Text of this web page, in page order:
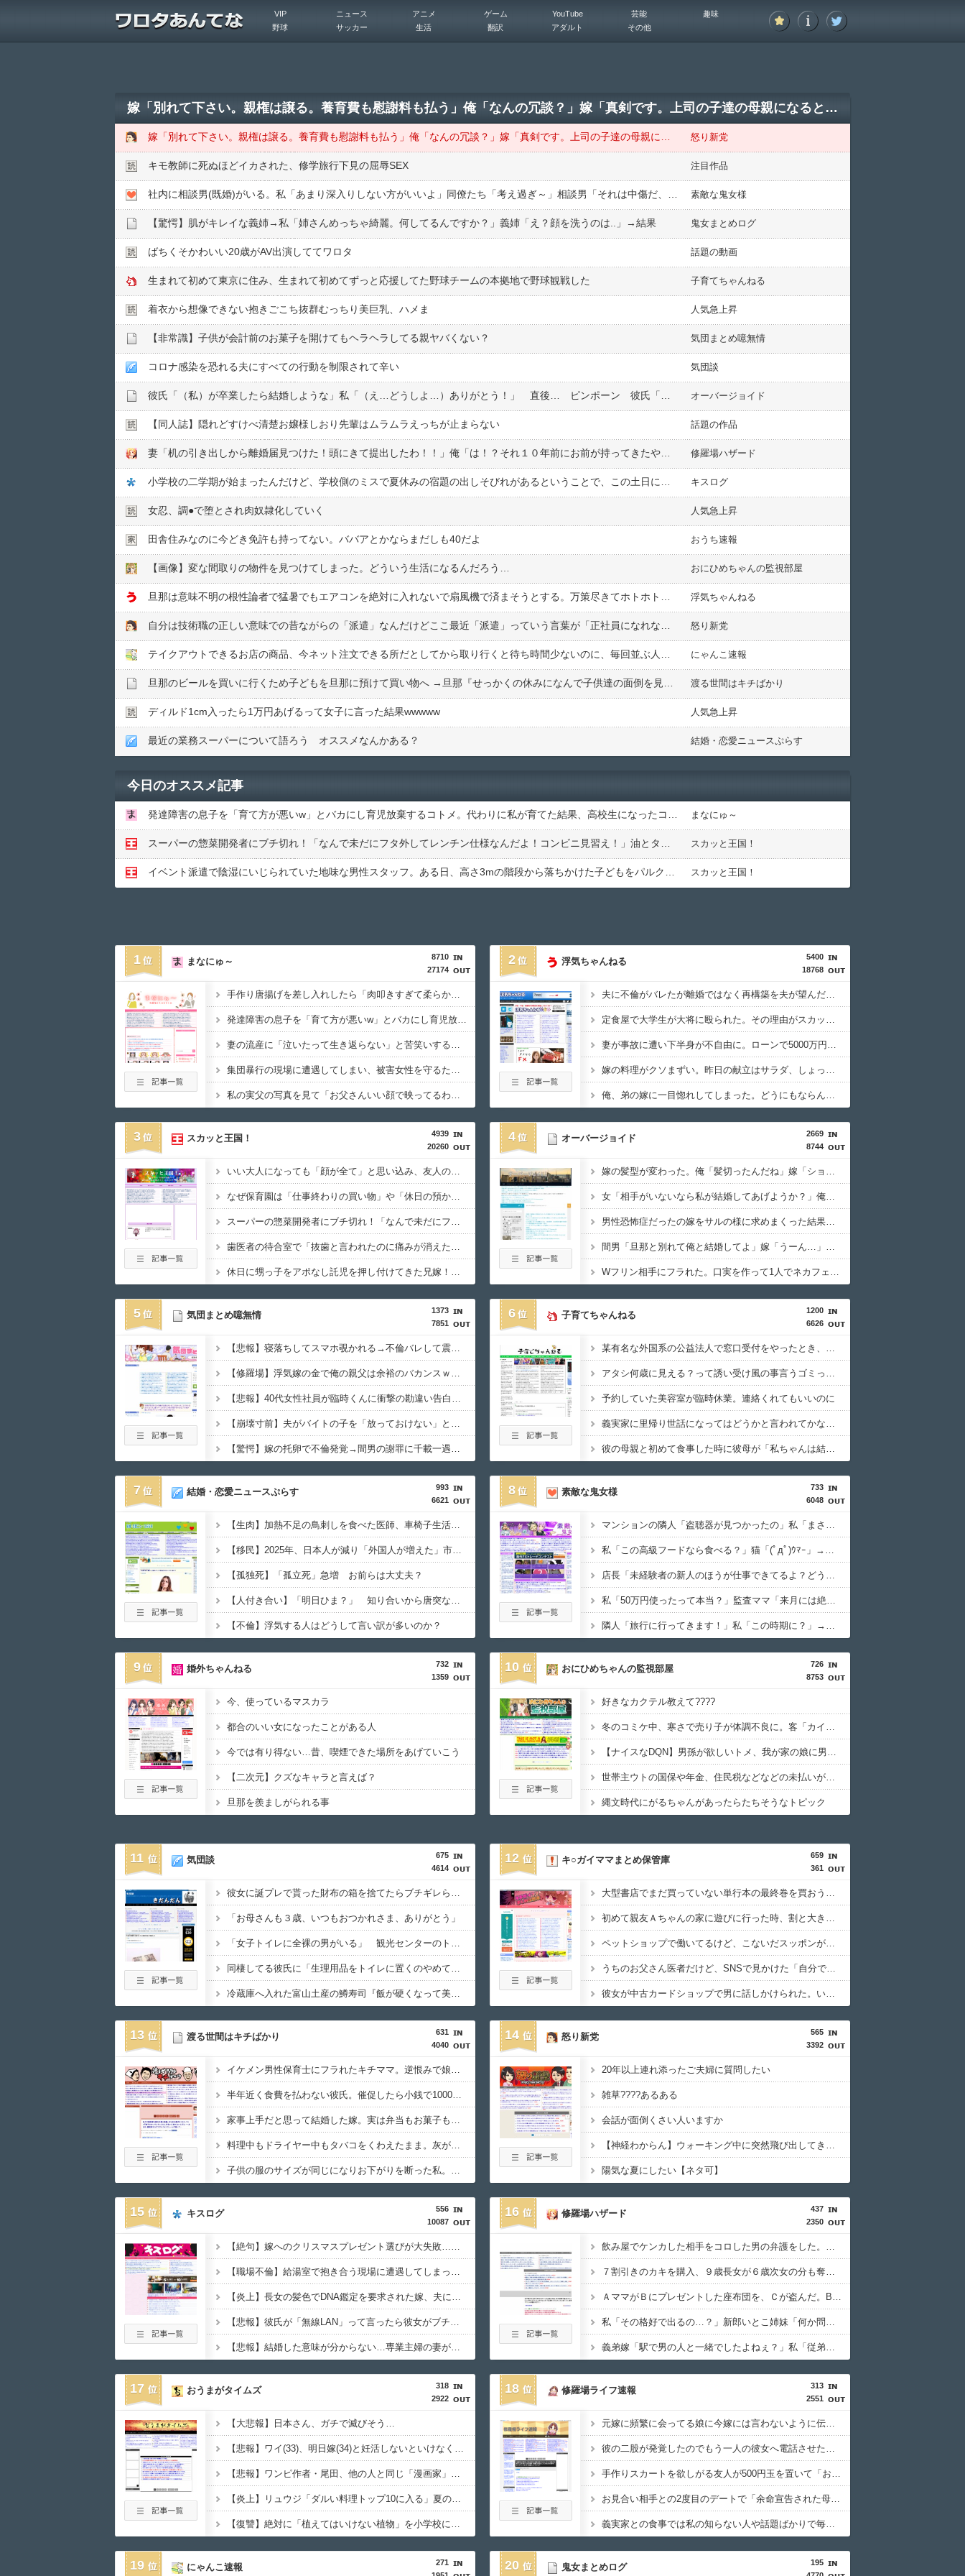
VIP ニュース アニメ ゲーム YouTube 芸能
趣味
野球
サッカー 生活 翻訳 アダルト その他
嫁「別れて下さい。親権は譲る。養育費も慰謝料も払う」俺「なんの冗談？」嫁「真剣です。上司の子達の母親になると決心しました」俺「」
怒り新党
キモ教師に死ぬほどイカされた、修学旅行下見の屈辱SEX 注目作品
素敵な鬼女様
【驚愕】肌がキレイな義姉→私「姉さんめっちゃ綺麗。何してるんですか？」義姉「え？顔を洗うのは..」→結果 鬼女まとめログ
ばちくそかわいい20歳がAV出演しててワロタ 話題の動画
生まれて初めて東京に住み、生まれて初めてずっと応援してた野球チームの本拠地で野球観戦した 子育てちゃんねる
着衣から想像できない抱きごこち抜群むっちり美巨乳、ハメま 人気急上昇
【非常識】子供が会計前のお菓子を開けてもヘラヘラしてる親ヤバくない？ 気団まとめ噫無情
コロナ感染を恐れる夫にすべての行動を制限されて辛い 気団談
オーバージョイド
【同人誌】隠れどすけべ清楚お嬢様しおり先輩はムラムラえっちが止まらない 話題の作品
修羅場ハザード
キスログ
女忍、調●︎で堕とされ肉奴隷化していく 人気急上昇
田舎住みなのに今どき免許も持ってない。ババアとかならまだしも40だよ おうち速報
【画像】変な間取りの物件を見つけてしまった。どういう生活になるんだろう… おにひめちゃんの監視部屋
浮気ちゃんねる
怒り新党
にゃんこ速報
渡る世間はキチばかり
ディルド1cm入ったら1万円あげるって女子に言った結果wwwww 人気急上昇
最近の業務スーパーについて語ろう オススメなんかある？ 結婚・恋愛ニュースぷらす
今日のオススメ記事
まなにゅ～
スカッと王国！
スカッと王国！
1
8710
27174
まなにゅ～
手作り唐揚げを差し入れしたら「肉叩きすぎて柔らかすぎw」と文句を言うトメ。実は〇〇の唐揚げと知らずバクバク食べるトメにニヤニヤが止まらないｗｗ←大嫌いな食材おいしく食べててワロタ
発達障害の息子を「育て方が悪いw」とバカにし育児放棄するコトメ。代わりに私が育てた結果、高校生になったコトメコが放った「発言」にコトメ絶叫←他人に預けっぱなしで親面するな
妻の流産に「泣いたって生き返らない」と苦笑いする自称ドライな兄。ブチギレた両親＆妹に責められるも逆上した兄の悲惨すぎる現在←淡々としてるんじゃなくて単なる冷血漢
集団暴行の現場に遭遇してしまい、被害女性を守るため「俺にもやらせろ！」と叫んで抱きついた結果…警察に連行され〇〇扱いされる悲劇へ←機転を利かせた結果が裏目に出すぎて惨事
私の実父の写真を見て「お父さんいい顔で映ってるわね。これ遺影にピッタリねw」と煽ってくるトメ。最初はスルーしてたが、しつこいのでスマホのカメラをトメに向けて同じ手で反撃したったｗｗｗ
2
5400
18768
浮気ちゃんねる
夫に不倫がバレたが離婚ではなく再構築を夫が望んだ。その理由が驚愕の理由だった
定食屋で大学生が大将に殴られた。その理由がスカッとする...
妻が事故に遭い下半身が不自由に。ローンで5000万円を組んでバリアフリーの家を建てた。だが俺には作戦があった
嫁の料理がクソまずい。昨日の献立はサラダ、しょっぱいメイン、汁物、ご飯だけ・・・
俺、弟の嫁に一目惚れしてしまった。どうにもならんよな？
3
4939
20260
スカッと王国！
いい大人になっても「顔が全て」と思い込み、友人の離婚を「不釣り合いだからw」と嘲笑する哀れな男現るｗｗトーク力も投資の才能もあるBくんを叩いてドヤる顔ファン男の浅はかさにガチで絶句
なぜ保育園は「仕事終わりの買い物」や「休日の預かり」に厳しく怒るのか？「お金を払ってるんだから自由だろ」主張する保護者 vs 「保育欠如のための施設」と諭す保育士
スーパーの惣菜開発者にブチ切れ！「なんで未だにフタ外してレンチン仕様なんだよ！コンビニ見習え！」油とタレが飛び散ってレンジ内が地獄絵図
歯医者の待合室で「抜歯と言われたのに痛みが消えた！訴えてやる！」と怒鳴り散らす60代男！2軒の歯医者で同じ診断された癖に、神経が死んで痛みが消えたのを「治った」と錯覚して逆ギレする地獄の迷惑ジジイに遭遇
休日に甥っ子をアポなし託児を押し付けてきた兄嫁！「テレビでも見せといてw」と言うので『Gガンダム』を一気見させた結果……甥っ子が重度の中二病を発症して家で大暴れｗｗ
4
2669
8744
オーバージョイド
嫁の髪型が変わった。俺「髪切ったんだね」嫁「ショートのほうが人当たりもいいし」俺「なるほど…」しかし髪を切った本当の理由は……. → そして俺はまさか場所で嫁を目撃する
女「相手がいないなら私が結婚してあげようか？」俺「ありがとう(一生独身なのは嫌だからな…)」 そして結婚…→ 嫁「あなたは私を愛してるから絶対に離婚できない」 俺「……」 → 元嫁「ぶっコロしてやる！」
男性恐怖症だったの嫁をサルの様に求めまくった結果は……..
間男「旦那と別れて俺と結婚してよ」嫁「うーん…」間男(強行突破してやる！) → 嫁「あー朝帰りしちゃったよ……」俺「おい」嫁「！！」
Wフリン相手にフラれた。口実を作って1人でネカフェで号泣してる。明日は三者面談があるから早く母親に戻らないといけないけど精神的にボロボロでどうすればいいのかわからない………
5
1373
7851
気団まとめ噫無情
【悲報】寝落ちしてスマホ覗かれる→不倫バレして震えてる件ｗｗｗｗ
【修羅場】浮気嫁の金で俺の親父は余裕のバカンスｗｗｗ…って何でそうなったのか話すわｗｗｗｗ
【悲報】40代女性社員が臨時くんに衝撃の勘違い告白されるｗｗｗｗ
【崩壊寸前】夫がバイトの子を「放っておけない」とか言い訳する理由がコレｗｗｗｗ
【驚愕】嫁の托卵で不倫発覚→間男の謝罪に千載一遇の逆転劇wwww
6
1200
6626
子育てちゃんねる
某有名な外国系の公益法人で窓口受付をやったとき、シフト外しみたいな人をシフト表で数人確認できたわ
アタシ何歳に見える？って誘い受け風の事言うゴミってまだ生存してるよね～
予約していた美容室が臨時休業。連絡くれてもいいのに
義実家に里帰り世話になってはどうかと言われてかなり悩んでいる
彼の母親と初めて食事した時に彼母が「私ちゃんは結婚したら仕事辞める予定なんですってね」と言ってきた
7
993
6621
結婚・恋愛ニュースぷらす
【生肉】加熱不足の鳥刺しを食べた医師、車椅子生活に… 「避けられたリスクだった」
【移民】2025年、日本人が減り「外国人が増えた」市区町村ランキング…5位は埼玉県川口市、4位京都市 トップ3は？
【孤独死】「孤立死」急増 お前らは大丈夫？
【人付き合い】「明日ひま？」 知り合いから唐突なメッセージがきたらどうする？
【不倫】浮気する人はどうして言い訳が多いのか？
8
733
6048
素敵な鬼女様
マンションの隣人「盗聴器が見つかったの」私「まさかうちも？」→業者に調査を依頼したら、犯人の正体まで見えてきて…
私「この高級フードなら食べる？」猫「(ﾟдﾟ)ｳﾏｰ」→どんどん高いエサに替えていった結果、最後は何も食べなくなって…
店長「未経験者の新人のほうが仕事できてるよ？どういうこと？」俺「すみません…」→未経験者と比べられ、プライドがズタズタになって…
私「50万円使ったって本当？」監査ママ「来月には絶対返すから…」→約束を信じて待った結果、警察に通報することになり…
隣人「旅行に行ってきます！」私「この時期に？」→ノーマスクで出掛ける姿を見てモヤモヤが止まらず…
9
732
1359
婚外ちゃんねる
今、使っているマスカラ
都合のいい女になったことがある人
今では有り得ない…昔、喫煙できた場所をあげていこう
【二次元】クズなキャラと言えば？
旦那を羨ましがられる事
10
726
8753
おにひめちゃんの監視部屋
好きなカクテル教えて????
冬のコミケ中、寒さで売り子が体調不良に。客「カイロあげます」。すると肥満女がカイロを奪取＆ダッシュ→
【ナイスなDQN】男孫が欲しいトメ、我が家の娘に男の子用の物を送りつけてきた。「子の写真見せながら選んでもらったの♪」て事なので、嫁子もアレをプレゼントして
世帯主ウトの国保や年金、住民税などなどの未払いが発覚。そんな父親を見た夫…「その負債オレが返さなきゃ！オレ実家出たら頭おかしくなるからね！」その後も夫の狂言
縄文時代にがるちゃんがあったらたちそうなトピック
11
675
4614
気団談
彼女に誕プレで貰った財布の箱を捨てたらブチギレられたんやが
「お母さんも３歳、いつもおつかれさま、ありがとう」
「女子トイレに全裸の男がいる」 観光センターのトイレに侵入した男（49）を逮捕
同棲してる彼氏に「生理用品をトイレに置くのやめてほしい」と言われた
冷蔵庫へ入れた富山土産の鱒寿司『飯が硬くなって美味しく無くなる』って怒られた
12
659
361
キ○ガイママまとめ保管庫
大型書店でまだ買っていない単行本の最終巻を買おうとしたら最新刊が売り場になかった。
初めて親友Ａちゃんの家に遊びに行った時、割と大き目な飾り棚にみっちり人形が飾られてた。
ペットショップで働いてるけど、こないだスッポンが入荷した。
うちのお父さん医者だけど、SNSで見かけた「自分で施術した部分しか見てない医師」そっくり。
彼女が中古カードショップで男に話しかけられた。いきなり彼女の持ち歩いてたカードを品定めしだしたらしく…
13
631
4040
渡る世間はキチばかり
イケメン男性保育士にフラれたキチママ。逆恨みで娘を使って狂言した結果、保育所が閉鎖になって・・・
半年近く食費を払わない彼氏。催促したら小銭で1000円渡され『外食奢るからトントン』と言われて・・・
家事上手だと思って結婚した嫁。実は弁当もお菓子も妹に作らせていたと判明し、俺は・・・
料理中もドライヤー中もタバコをくわえたまま。灰が落ちそうだし煙を撒き散らされて・・・
子供の服のサイズが同じになりお下がりを断った私。それでもママ友が毎シーズン『○サイズない？』と聞いてきて・・・
14
565
3392
怒り新党
20年以上連れ添ったご夫婦に質問したい
雑草????あるある
会話が面倒くさい人いますか
【神経わからん】ウォーキング中に突然飛び出してきた犬に噛まれた。飼い主の家は留守だったので手紙を残したが5日経って漸く連絡してきた女性は延々身の上話をしてき
陽気な夏にしたい【ネタ可】
15
556
10087
キスログ
【絶句】嫁へのクリスマスプレゼント選びが大失敗…リサイクル店行きにされ「俺の気持ちは？？」
【職場不倫】給湯室で抱き合う現場に遭遇してしまった結果www
【炎上】長女の髪色でDNA鑑定を要求された嫁、夫に言い放った衝撃の一言ｗｗｗｗ
【悲報】彼氏が「無線LAN」って言ったら彼女がブチギレ！その理由がヤバすぎｗｗｗｗ
【悲報】結婚した意味が分からない…専業主婦の妻が実家に帰って半年、俺はどうすればいい？ｗｗｗｗ
16
437
2350
修羅場ハザード
飲み屋でケンカした相手をコロした男の弁護をした。そして数年後、因果応報を思わせる出来事が…
７割引きのカキを購入、９歳長女が６歳次女の分も奪って食べた。長女が奪ったのが悪いんだから弁償させていいよね？
ＡママがＢにプレゼントした座布団を、Ｃが盗んだ。B「その座布団返して！」C「私がもらった物だけど？」→Aママが用意していた証拠で一気に形勢逆転して…
私「その格好で出るの…？」新郎いとこ姉妹「何か問題ある？」→結婚式当日に感じた違和感が最後まで消えなくて…
義弟嫁「駅で男の人と一緒でしたよねぇ？」私「従弟だけど？」→意味深な言い方をされてウンザリして…
17
318
2922
おうまがタイムズ
【大悲報】日本さん、ガチで滅びそう…
【悲報】ワイ(33)、明日嫁(34)と妊活しないといけなくて辛い
【悲報】ワンピ作者・尾田、他の人と同じ「漫画家」という肩書きに不満で炎上ｗｗｗｗｗｗ
【炎上】リュウジ「ダルい料理トップ10に入る」夏の冷やし中華 「あり得ないほどダルい」
【復讐】絶対に「植えてはいけない植物」を小学校に植えた→20年経って見に行くと…「！？」衝撃の光景が・・・
18
313
2551
修羅場ライフ速報
元嫁に頻繁に会ってる娘に今嫁には言わないように伝えた。でも元嫁と会うこと自体をやめさせた方がいいのだろうか？
彼の二股が発覚したのでもう一人の彼女へ電話させた。そして「別にこれでやり直すとは言ってないし、じゃあさようなら」と車を降りて…
手作りスカートを欲しがる友人が500円玉を置いて「お釣はいらないよ！」と言ってきた。材料費にも足りないので返したら「タダで作ってくれるの？」って…
お見合い相手との2度目のデートで「余命宣告された母を安心させたい」とプロポーズされた。「君だったら母も安心するし、僕も上手くやっていけると思う」と…
義実家との食事では私の知らない人や話題ばかりで毎回空気。なのに義実家好きの夫は気にもせず…
19
271
にゃんこ速報 20
195
鬼女まとめログ